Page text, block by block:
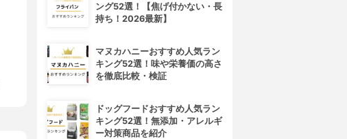
ング52選！【焦げ付かない・長
持ち！2026最新】
マヌカハニーおすすめ人気ラン
キング52選！味や栄養価の高さ
を徹底比較・検証
ドッグフードおすすめ人気ラン
キング52選！無添加・アレルギ
ー対策商品を紹介